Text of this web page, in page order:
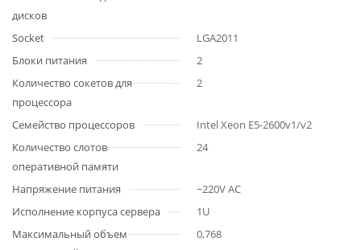
дисков
Socket
LGA2011
Блоки питания
2
Количество сокетов для
процессора
2
Семейство процессоров
Intel Xeon E5-2600v1/v2
Количество слотов
оперативной памяти
24
Напряжение питания
~220V AC
Исполнение корпуса сервера
1U
Максимальный объем
0,768